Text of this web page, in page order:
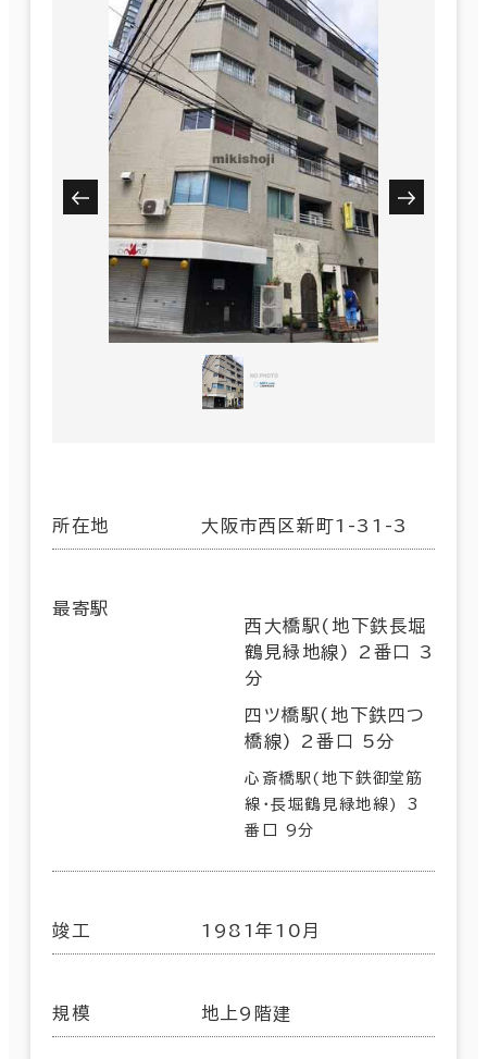
所在地 大阪市西区新町1-31-3
最寄駅
西大橋駅(地下鉄長堀
鶴見緑地線) 2番口 3
分
四ツ橋駅(地下鉄四つ
橋線) 2番口 5分
心斎橋駅(地下鉄御堂筋
線･長堀鶴見緑地線) 3
番口 9分
竣工 1981年10月
規模 地上9階建